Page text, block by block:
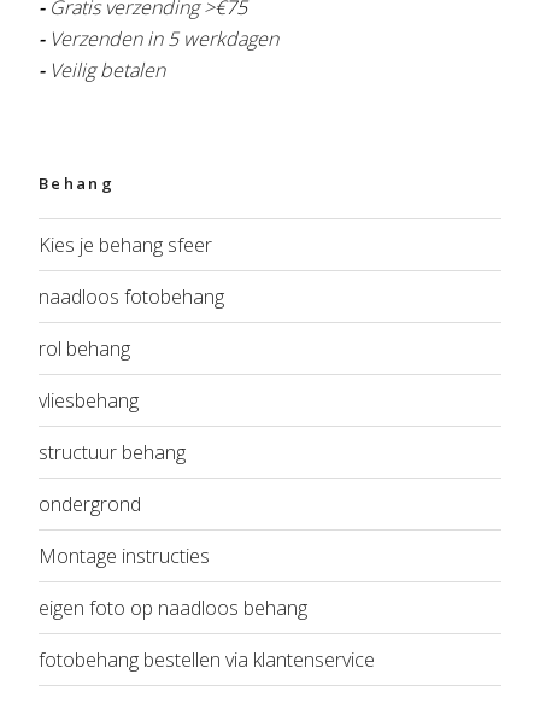
- Gratis verzending >€75
- Verzenden in 5 werkdagen
- Veilig betalen
Behang
Kies je behang sfeer
naadloos fotobehang
rol behang
vliesbehang
structuur behang
ondergrond
Montage instructies
eigen foto op naadloos behang
fotobehang bestellen via klantenservice